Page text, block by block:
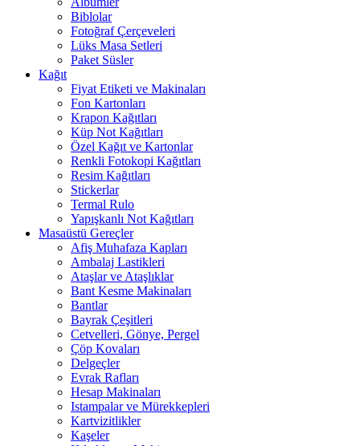
Biblolar
Fotoğraf Çerçeveleri
Lüks Masa Setleri
Paket Süsler
Kağıt
Fiyat Etiketi ve Makinaları
Fon Kartonları
Krapon Kağıtları
Küp Not Kağıtları
Özel Kağıt ve Kartonlar
Renkli Fotokopi Kağıtları
Resim Kağıtları
Stickerlar
Termal Rulo
Yapışkanlı Not Kağıtları
Masaüstü Gereçler
Afiş Muhafaza Kapları
Ambalaj Lastikleri
Ataşlar ve Ataşlıklar
Bant Kesme Makinaları
Bantlar
Bayrak Çeşitleri
Cetvelleri, Gönye, Pergel
Çöp Kovaları
Delgeçler
Evrak Rafları
Hesap Makinaları
Istampalar ve Mürekkepleri
Kartvizitlikler
Kaşeler